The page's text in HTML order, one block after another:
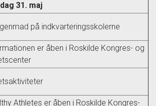
31. maj
på indkvarteringsskolerne
er åben i Roskilde Kongres- og
Athletes er åben i Roskilde Kongres-